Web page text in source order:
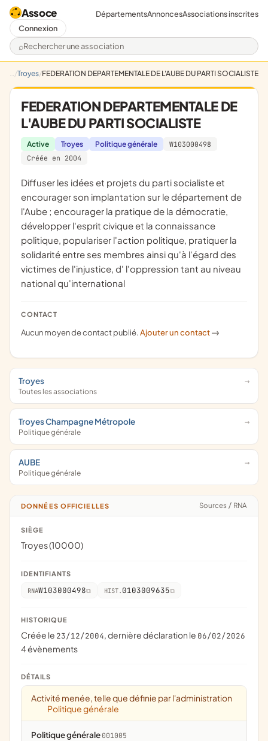
Assoce
Rechercher une association
DépartementsAnnoncesAssociations inscrites
Connexion
Troyes FEDERATION DEPARTEMENTALE DE L'AUBE DU PARTI SOCIALISTE
FEDERATION DEPARTEMENTALE DE
L'AUBE DU PARTI SOCIALISTE
Active Troyes Politique générale
W103000498
Créée en 2004
diffuser les idées et projets du parti socialiste et
encourager son implantation sur le département de
l'Aube ; encourager la pratique de la démocratie,
développer l'esprit civique et la connaissance
politique, populariser l'action politique, pratiquer la
solidarité entre ses membres ainsi qu'à l'égard des
victimes de l'injustice, d' l'oppression tant au niveau
national qu'international
CONTACT
Aucun moyen de contact publié.Ajouter un contact ->
Troyes
Toutes les associations
Troyes Champagne Métropole
Politique générale
AUBE
Politique générale
DONNÉES OFFICIELLES Sources / RNA
SIÈGE
Troyes (10000)
IDENTIFIANTS
RNAW103000498 HIST. 0103009635
HISTORIQUE
Créée le 23/12/2004, dernière déclaration le 06/02/2026
4 évènements
DÉTAILS
Activité menée, telle que définie par l'administration
Politique générale
Politique générale 001005